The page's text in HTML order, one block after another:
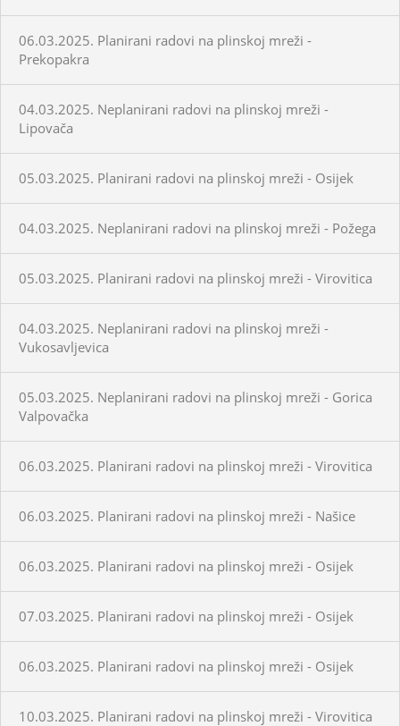
06.03.2025. Planirani radovi na plinskoj mreži -
Prekopakra
04.03.2025. Neplanirani radovi na plinskoj mreži -
Lipovača
05.03.2025. Planirani radovi na plinskoj mreži - Osijek
04.03.2025. Neplanirani radovi na plinskoj mreži - Požega
05.03.2025. Planirani radovi na plinskoj mreži - Virovitica
04.03.2025. Neplanirani radovi na plinskoj mreži -
Vukosavljevica
05.03.2025. Neplanirani radovi na plinskoj mreži - Gorica
Valpovačka
06.03.2025. Planirani radovi na plinskoj mreži - Virovitica
06.03.2025. Planirani radovi na plinskoj mreži - Našice
06.03.2025. Planirani radovi na plinskoj mreži - Osijek
07.03.2025. Planirani radovi na plinskoj mreži - Osijek
06.03.2025. Planirani radovi na plinskoj mreži - Osijek
10.03.2025. Planirani radovi na plinskoj mreži - Virovitica